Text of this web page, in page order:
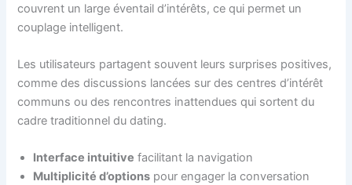
couvrent un large éventail d’intérêts, ce qui permet un
couplage intelligent.
Les utilisateurs partagent souvent leurs surprises positives,
comme des discussions lancées sur des centres d’intérêt
communs ou des rencontres inattendues qui sortent du
cadre traditionnel du dating.
Interface intuitive facilitant la navigation
Multiplicité d’options pour engager la conversation